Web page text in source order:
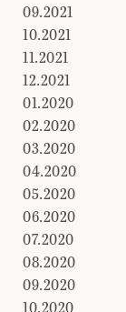
09.2021
10.2021
11.2021
12.2021
01.2020
02.2020
03.2020
04.2020
05.2020
06.2020
07.2020
08.2020
09.2020
10.2020